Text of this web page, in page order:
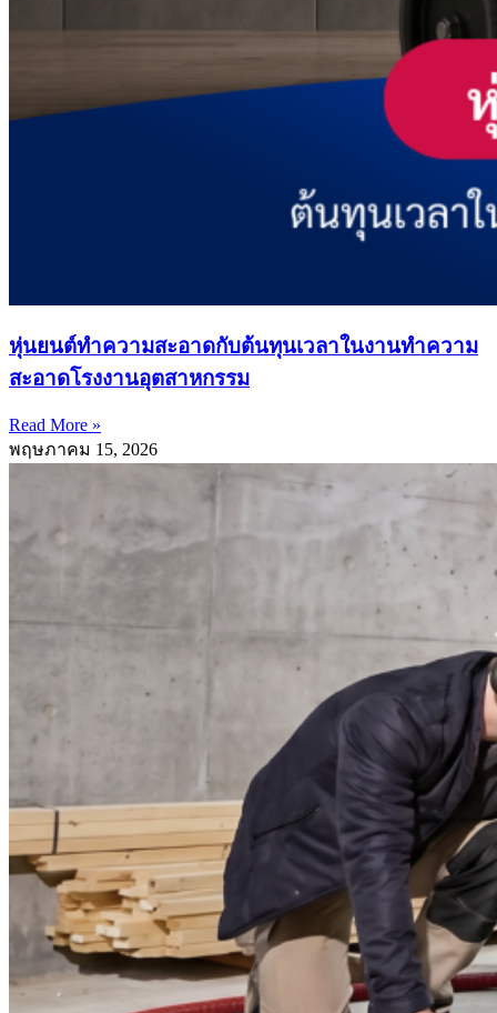
หุ่นยนต์ทำความสะอาดกับต้นทุนเวลาในงานทำความ
สะอาดโรงงานอุตสาหกรรม
Read More »
พฤษภาคม 15, 2026